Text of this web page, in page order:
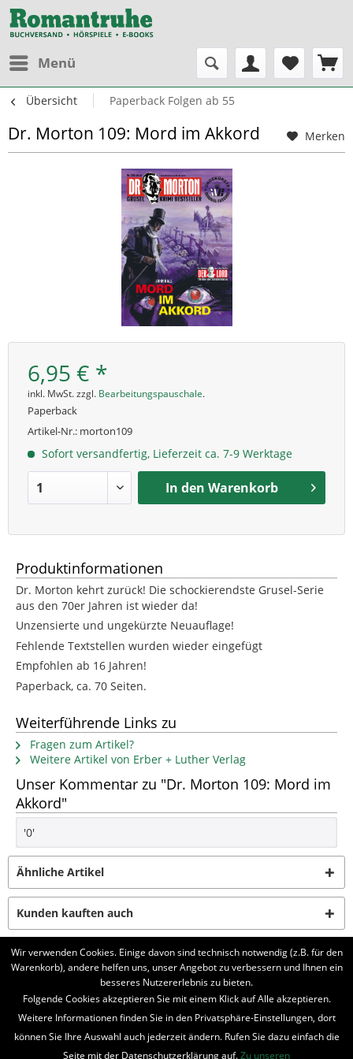
Menü
Übersicht Paperback Folgen ab 55
Merken
Dr. Morton 109: Mord im Akkord
6,95 € *
inkl. MwSt. zzgl. Bearbeitungspauschale.
Paperback
Artikel-Nr.: morton109
Sofort versandfertig, Lieferzeit ca. 7-9 Werktage
In den Warenkorb
Produktinformationen
Dr. Morton kehrt zurück! Die schockierendste Grusel-Serie
aus den 70er Jahren ist wieder da!
Unzensierte und ungekürzte Neuauflage!
Fehlende Textstellen wurden wieder eingefügt
Empfohlen ab 16 Jahren!
Paperback, ca. 70 Seiten.
Weiterführende Links zu
Fragen zum Artikel?
Weitere Artikel von Erber + Luther Verlag
Unser Kommentar zu "Dr. Morton 109: Mord im
Akkord"
'0'
Ähnliche Artikel
Kunden kauften auch
Kunden haben sich ebenfalls angesehen
BELIEBTE SERIEN
UNSER SHOP
Wir verwenden Cookies. Einige davon sind technisch notwendig (z.B. für den
Warenkorb), andere helfen uns, unser Angebot zu verbessern und Ihnen ein
besseres Nutzererlebnis zu bieten.
Folgende Cookies akzeptieren Sie mit einem Klick auf Alle akzeptieren.
Weitere Informationen finden Sie in den Privatsphäre-Einstellungen, dort
können Sie Ihre Auswahl auch jederzeit ändern. Rufen Sie dazu einfach die
Seite mit der Datenschutzerklärung auf.Zu unseren